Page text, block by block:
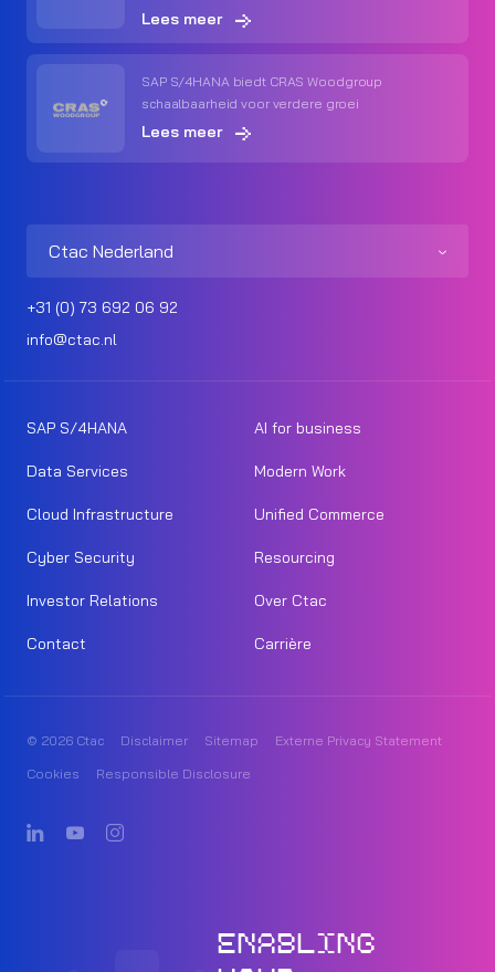
Lees meer
SAP S/4HANA biedt CRAS Woodgroup
schaalbaarheid voor verdere groei
Lees meer
Ctac Nederland
+31 (0) 73 692 06 92
info@ctac.nl
SAP S/4HANA AI for business
Data Services Modern Work
Cloud Infrastructure Unified Commerce
Cyber Security Resourcing
Investor Relations Over Ctac
Contact Carrière
© 2026 Ctac Disclaimer Sitemap
Externe Privacy Statement
Cookies
Responsible Disclosure
ENABLING